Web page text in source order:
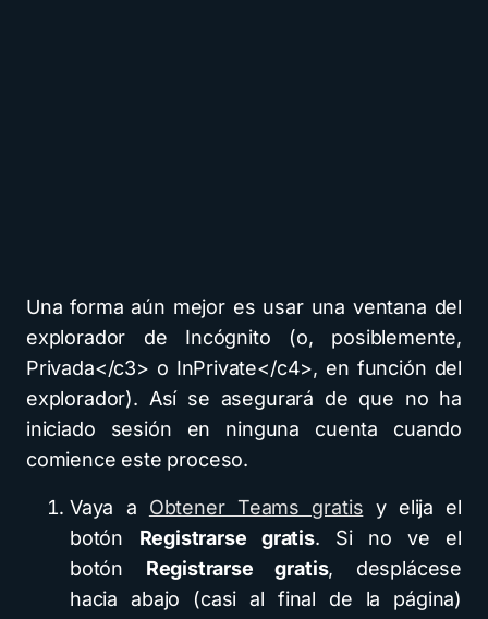
Una forma aún mejor es usar una ventana del
explorador de Incógnito (o, posiblemente,
Privada</c3> o InPrivate</c4>, en función del
explorador). Así se asegurará de que no ha
iniciado sesión en ninguna cuenta cuando
comience este proceso.
Vaya a Obtener Teams gratis y elija el
botón Registrarse gratis. Si no ve el
botón Registrarse gratis, desplácese
hacia abajo (casi al final de la página)